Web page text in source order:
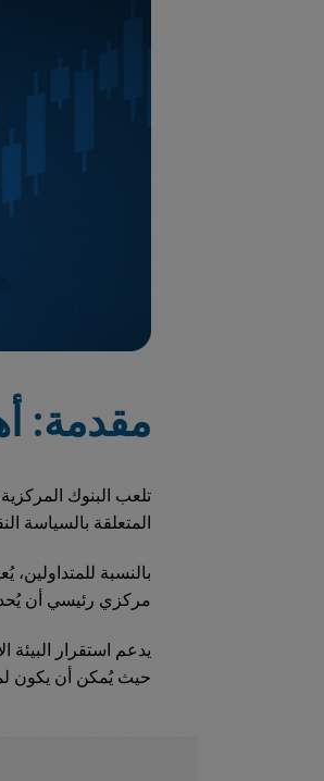
مقدمة:
تلعب البنوك
المتعلقة بالسياسة
بالنسبة للمتداولين،
مركزي رئيسي أن
يدعم استقرار البيئة
حيث يُمكن أن يكون